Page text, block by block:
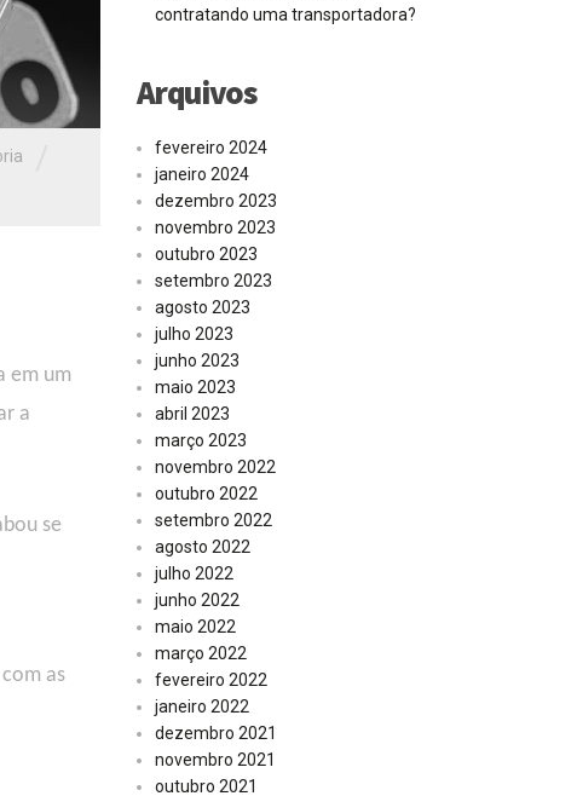
em um
a
se
as
contratando uma transportadora?
Arquivos
fevereiro 2024
janeiro 2024
dezembro 2023
novembro 2023
outubro 2023
setembro 2023
agosto 2023
julho 2023
junho 2023
maio 2023
abril 2023
março 2023
novembro 2022
outubro 2022
setembro 2022
agosto 2022
julho 2022
junho 2022
maio 2022
março 2022
fevereiro 2022
janeiro 2022
dezembro 2021
novembro 2021
outubro 2021